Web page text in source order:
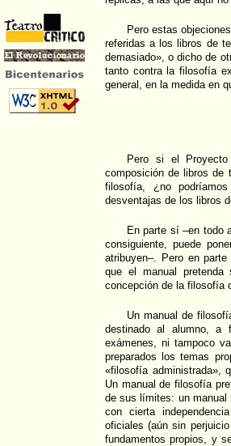
Pero estas
referidas a los libros de
demasiado», o dicho de
tanto contra la filosofía
general, en la medida en
Pero si el
composición de libros de
filosofía, ¿no
desventajas de los libros
En parte sí –en todo
consiguiente, puede
atribuyen–. Pero en
que el manual
concepción de la filosofía
Un manual de
destinado al alumno, a
exámenes, ni tampoco
preparados los temas
«filosofía administrada»,
Un manual de filosofía
de sus límites: un manual
con cierta
oficiales (aún sin
fundamentos propios, y